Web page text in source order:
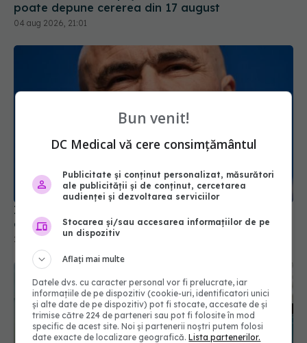
ocupate sub jumătate din capacitate
28 iul 2026, 21:31
Bun venit!
DC Medical vă cere consimțământul
Publicitate și conținut personalizat, măsurători
ale publicității și de conținut, cercetarea
audienței și dezvoltarea serviciilor
Stocarea și/sau accesarea informațiilor de pe
un dispozitiv
Aflați mai multe
Datele dvs. cu caracter personal vor fi prelucrate, iar
informațiile de pe dispozitiv (cookie-uri, identificatori unici
și alte date de pe dispozitiv) pot fi stocate, accesate de și
trimise către 224 de parteneri sau pot fi folosite în mod
specific de acest site. Noi și partenerii noștri putem folosi
date exacte de localizare geografică.Lista partenerilor.